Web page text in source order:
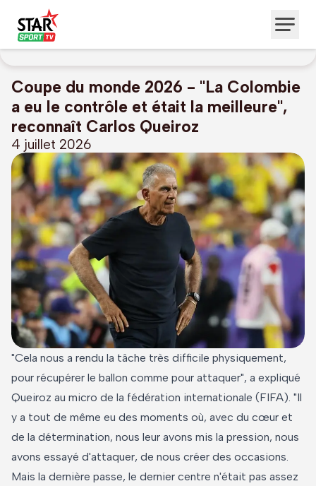
Coupe du monde 2026 - "La Colombie
a eu le contrôle et était la meilleure",
reconnaît Carlos Queiroz
4 juillet 2026
"Cela nous a rendu la tâche très difficile physiquement,
pour récupérer le ballon comme pour attaquer", a expliqué
Queiroz au micro de la fédération internationale (FIFA). "Il
y a tout de même eu des moments où, avec du cœur et
de la détermination, nous leur avons mis la pression, nous
avons essayé d'attaquer, de nous créer des occasions.
Mais la dernière passe, le dernier centre n'était pas assez